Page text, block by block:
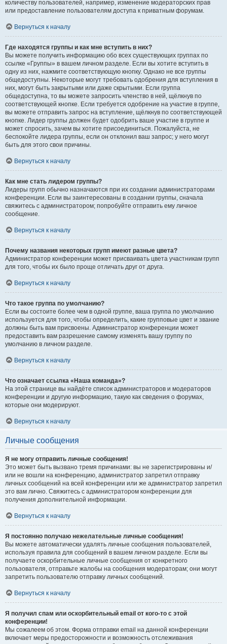
количеству пользователей, например, изменение модераторских прав
или предоставление пользователям доступа к приватным форумам.
Вернуться к началу
Где находятся группы и как мне вступить в них?
Вы можете получить информацию обо всех существующих группах по
ссылке «Группы» в вашем личном разделе. Если вы хотите вступить в
одну из них, нажмите соответствующую кнопку. Однако не все группы
общедоступны. Некоторые могут требовать одобрения для вступления в
них, могут быть закрытыми или даже скрытыми. Если группа
общедоступна, то вы можете запросить членство в ней, щёлкнув по
соответствующей кнопке. Если требуется одобрение на участие в группе,
вы можете отправить запрос на вступление, щёлкнув по соответствующей
кнопке. Лидер группы должен будет одобрить ваше участие в группе и
может спросить, зачем вы хотите присоединиться. Пожалуйста, не
беспокойте лидера группы, если он отклонил ваш запрос; у него могут
быть для этого свои причины.
Вернуться к началу
Как мне стать лидером группы?
Лидеры групп обычно назначаются при их создании администраторами
конференции. Если вы заинтересованы в создании группы, сначала
свяжитесь с администратором; попробуйте отправить ему личное
сообщение.
Вернуться к началу
Почему названия некоторых групп имеют разные цвета?
Администратор конференции может присваивать цвета участникам групп
для того, чтобы их было проще отличать друг от друга.
Вернуться к началу
Что такое группа по умолчанию?
Если вы состоите более чем в одной группе, ваша группа по умолчанию
используется для того, чтобы определить, какие групповые цвет и звание
должны быть вам присвоены. Администратор конференции может
предоставить вам разрешение самому изменять вашу группу по
умолчанию в личном разделе.
Вернуться к началу
Что означает ссылка «Наша команда»?
На этой странице вы найдёте список администраторов и модераторов
конференции и другую информацию, такую как сведения о форумах,
которые они модерируют.
Вернуться к началу
Личные сообщения
Я не могу отправить личные сообщения!
Это может быть вызвано тремя причинами: вы не зарегистрированы и/
или не вошли на конференцию, администратор запретил отправку
личных сообщений на всей конференции или же администратор запретил
это вам лично. Свяжитесь с администратором конференции для
получения дополнительной информации.
Вернуться к началу
Я постоянно получаю нежелательные личные сообщения!
Вы можете автоматически удалять личные сообщения пользователей,
используя правила для сообщений в вашем личном разделе. Если вы
получаете оскорбительные личные сообщения от конкретного
пользователя, отправьте жалобы на сообщения модераторам; они могут
запретить пользователю отправку личных сообщений.
Вернуться к началу
Я получил спам или оскорбительный email от кого-то с этой
конференции!
Мы сожалеем об этом. Форма отправки email на данной конференции
включает меры предосторожности и возможность отслеживания